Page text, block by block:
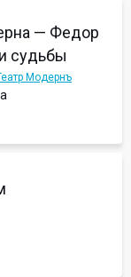
— Федор
судьбы
Модернъ